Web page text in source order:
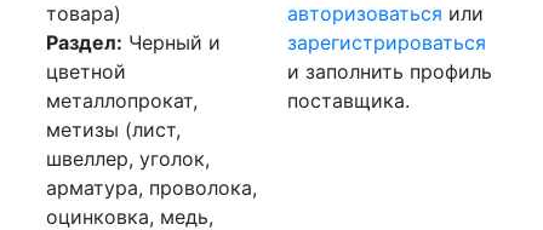
товара)
Раздел: Черный и
цветной
металлопрокат,
метизы (лист,
швеллер, уголок,
арматура, проволока,
оцинковка, медь,
авторизоваться или
зарегистрироваться
и заполнить профиль
поставщика.